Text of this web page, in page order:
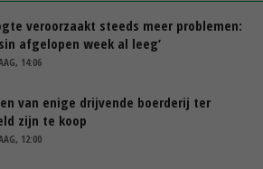
veroorzaakt steeds meer problemen:
afgelopen week al leeg’
14:06
van enige drijvende boerderij ter
zijn te koop
12:00